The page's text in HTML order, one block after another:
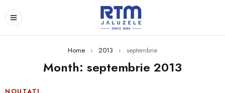
Home › 2013 › septembrie
Month: septembrie 2013